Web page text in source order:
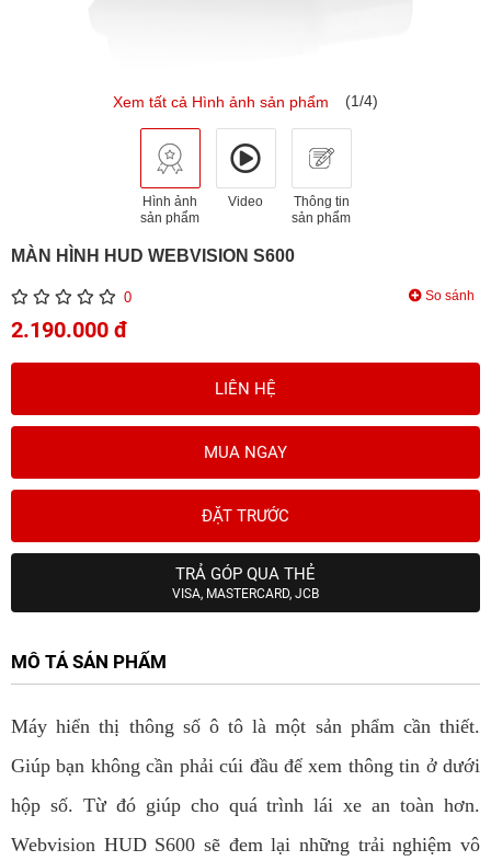
Xem tất cả Hình ảnh sản phẩm (1/4)
Hình ảnh
sản phẩm
Video
Thông tin
sản phẩm
MÀN HÌNH HUD WEBVISION S600
0 So sánh
2.190.000 đ
LIÊN HỆ
MUA NGAY
ĐẶT TRƯỚC
TRẢ GÓP QUA THẺ
VISA, MASTERCARD, JCB
MÔ TẢ SẢN PHẨM
Máy hiển thị thông số ô tô là một sản phẩm cần thiết.
Giúp bạn không cần phải cúi đầu để xem thông tin ở dưới
hộp số. Từ đó giúp cho quá trình lái xe an toàn hơn.
Webvision HUD S600 sẽ đem lại những trải nghiệm vô